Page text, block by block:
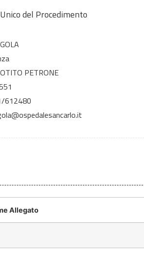
del Procedimento
PETRONE
612480
Allegato